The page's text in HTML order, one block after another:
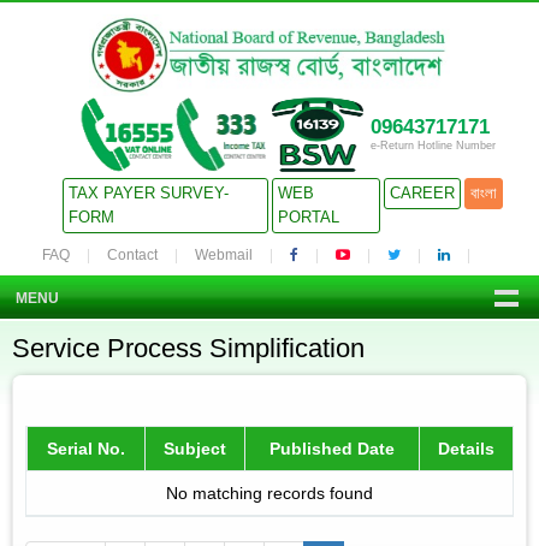
09643717171
e-Return Hotline Number
TAX PAYER SURVEY-
FORM
WEB
PORTAL
CAREER বাংলা
FAQ Contact Webmail
MENU
Service Process Simplification
Serial No. Subject Published Date Details
No matching records found